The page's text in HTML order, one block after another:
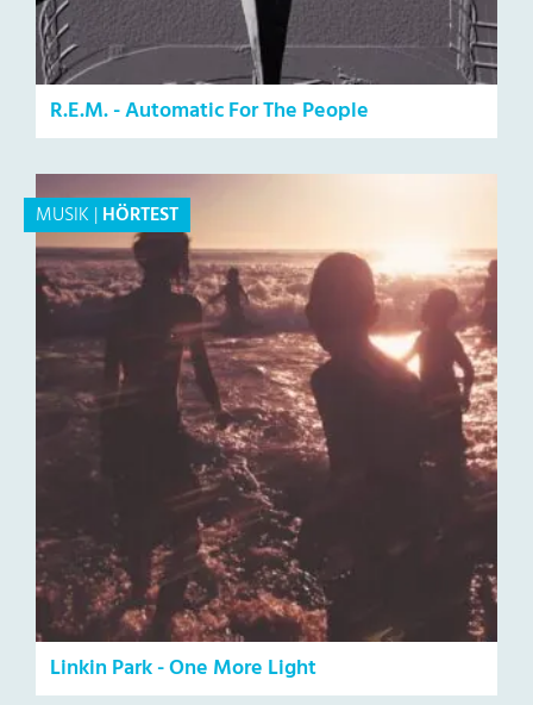
R.E.M. - Automatic For The People
MUSIK |HÖRTEST
Linkin Park - One More Light